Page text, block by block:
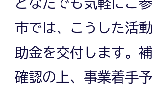
どなたでも気軽にご
市では、こうした活
助金を交付します。
確認の上、事業着手